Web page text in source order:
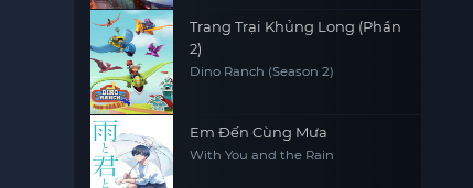
Trang Trại Khủng Long (Phần
2)
Dino Ranch (Season 2)
Em Đến Cùng Mưa
With You and the Rain